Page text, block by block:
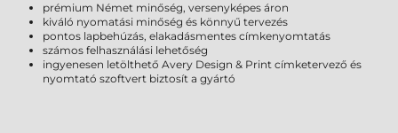
prémium Német minőség, versenyképes áron
kiváló nyomatási minőség és könnyű tervezés
pontos lapbehúzás, elakadásmentes címkenyomtatás
számos felhasználási lehetőség
ingyenesen letölthető Avery Design & Print címketervező és
nyomtató szoftvert biztosít a gyártó